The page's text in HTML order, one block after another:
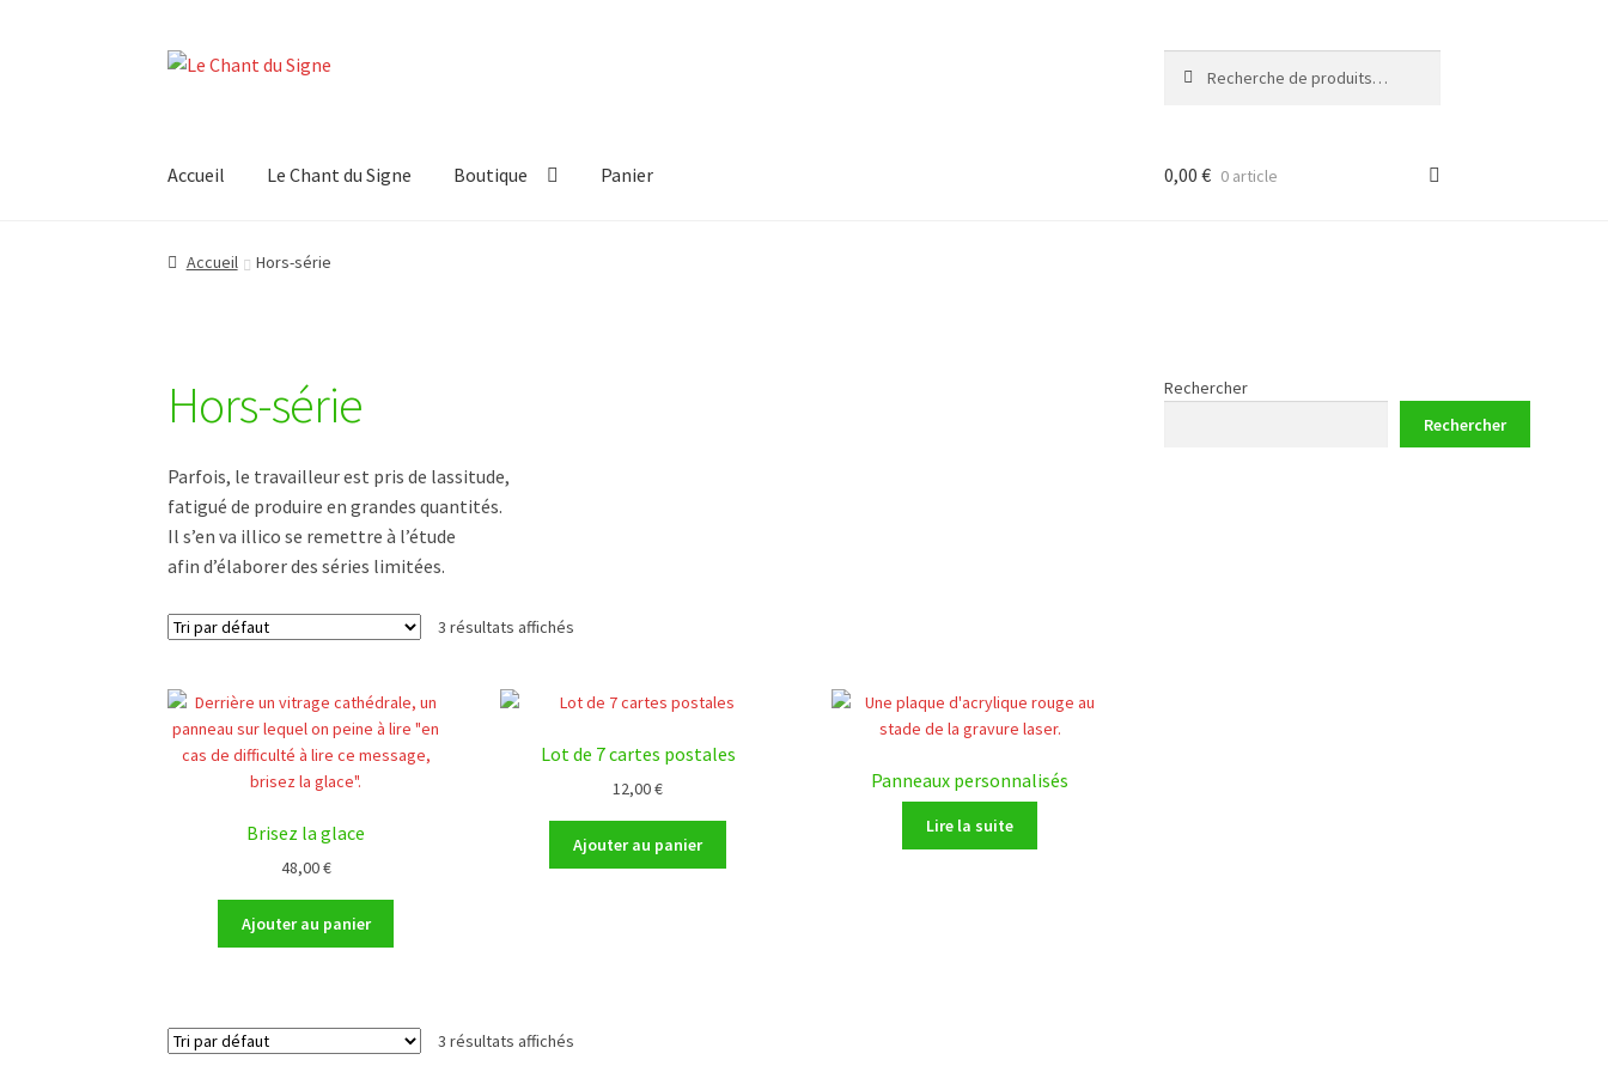
Aller
Aller
pour :
Accueil Le Chant du Signe Boutique Panier
Accueil Boutique Contact
0,00 € 0 article
Accueil Hors-série
Hors-série
Parfois, le travailleur est pris de lassitude,
fatigué de produire en grandes quantités.
Il s’en va illico se remettre à l’étude
afin d’élaborer des séries limitées.
3 résultats affichés
Brisez la glace
48,00€
Ajouter au panier
Lot de 7 cartes postales
12,00€
Ajouter au panier
Panneaux personnalisés
Lire la suite
3 résultats affichés
Rechercher
Rechercher